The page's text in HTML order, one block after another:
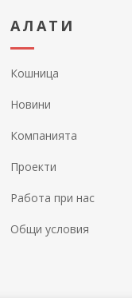
АЛАТИ
Кошница
Новини
Компанията
Проекти
Работа при нас
Общи условия